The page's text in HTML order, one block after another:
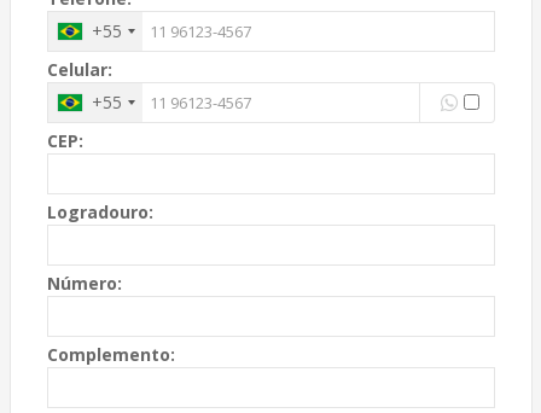
+55
Celular:
+55
CEP:
Logradouro:
Número:
Complemento: